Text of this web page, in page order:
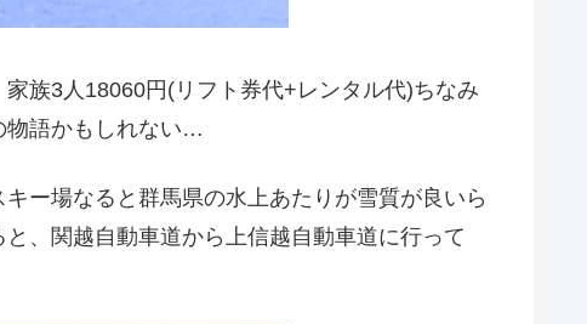
族3人18060円(リフト券代+レンタル代)ちなみ
物語かもしれない…
ー場なると群馬県の水上あたりが雪質が良いら
、関越自動車道から上信越自動車道に行って